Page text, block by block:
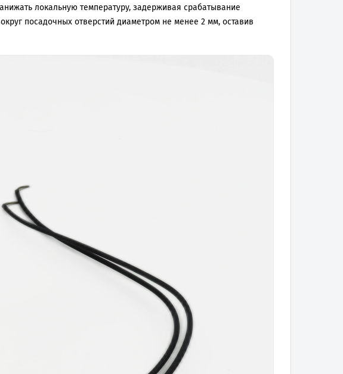
локальную температуру, задерживая срабатывание
посадочных отверстий диаметром не менее 2 мм, оставив